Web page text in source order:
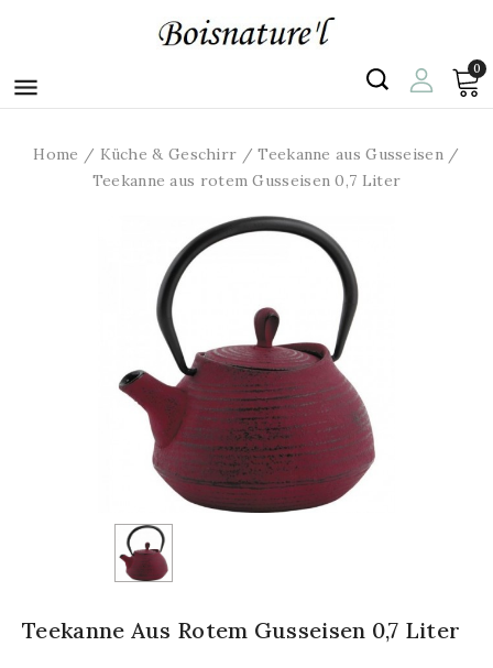

0
Home Küche & Geschirr
Teekanne aus Gusseisen
Teekanne aus rotem Gusseisen 0,7 Liter
Teekanne Aus Rotem Gusseisen 0,7 Liter